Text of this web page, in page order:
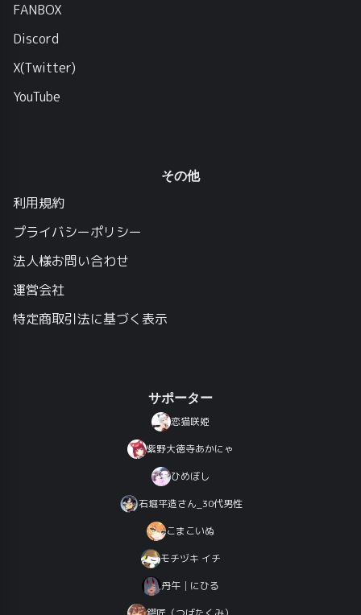
FANBOX
Discord
X(Twitter)
YouTube
その他
利用規約
プライバシーポリシー
法人様お問い合わせ
運営会社
特定商取引法に基づく表示
サポーター
恋猫咲姫
紫野大徳寺あかにゃ
ひめぼし
石堀平造さん_30代男性
こまこいぬ
モチヅキ イチ
丹午│にひる